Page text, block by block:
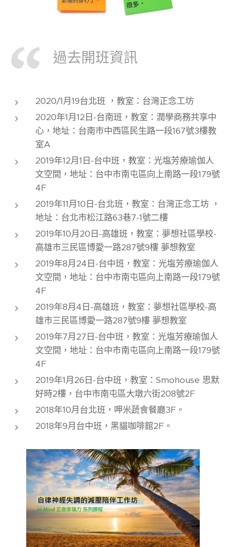
過去開班資訊
2020/1月19台北班 ，教室：台灣正念工坊
2020年1月12日-台南班，教室：潤學商務共享中
心，地址：台南市中西區民生路一段167號3樓教
室A
2019年12月1日-台中班，教室：光塩芳療瑜伽人
文空間，地址：台中市南屯區向上南路一段179號
4F
2019年11月10日-台北班，教室：台灣正念工坊 ，
地址：台北市松江路63巷7-1號二樓
2019年10月20日-高雄班，教室：夢想社區學校-
高雄市三民區博愛一路287號9樓 夢想教室
2019年8月24日-台中班，教室：光塩芳療瑜伽人
文空間，地址：台中市南屯區向上南路一段179號
4F
2019年8月4日-高雄班，教室：夢想社區學校-高
雄市三民區博愛一路287號9樓 夢想教室
2019年7月27日-台中班，教室：光塩芳療瑜伽人
文空間，地址：台中市南屯區向上南路一段179號
4F
2019年1月26日-台中班，教室：Smohouse 思默
好時2樓，台中市南屯區大墩六街208號2F
2018年10月台北班，呷米蔬食餐廳3F。
2018年9月台中班，黑貓咖啡館2F。